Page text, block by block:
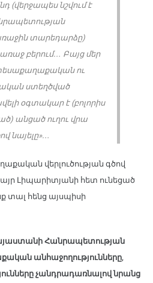
(վերջապես նշվում է
տարեդարձը)
բերում… Բայց մեր
ու
ստեղծված
օգտակար է (բոլորիս
անցած ուղու վրա
նայելը»…
վերլուծության գծով
Լիպարիտյանի հետ ունեցած
տալ հենց այսպիսի
Հանրապետության
անհաջողությունները,
չանդրադառնալով նրանց